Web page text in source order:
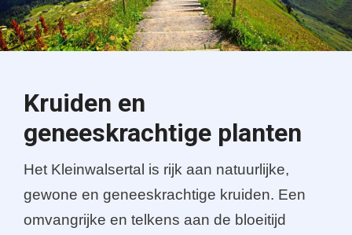
Kruiden en
geneeskrachtige planten
Het Kleinwalsertal is rijk aan natuurlijke,
gewone en geneeskrachtige kruiden. Een
omvangrijke en telkens aan de bloeitijd